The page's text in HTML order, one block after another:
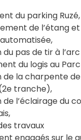
du parking Ruzé,
de l’étang
pas de tir à l’arc
du logis au
de la charpente de
tranche),
de l’éclairage du
travaux
engagés sur le